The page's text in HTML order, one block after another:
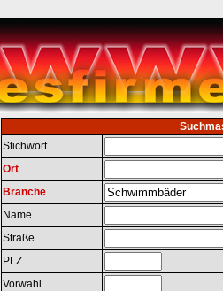
Stichwort
Ort
Branche
Name
Straße
PLZ
Vorwahl